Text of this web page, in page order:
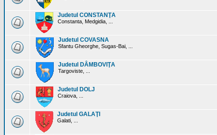
Judetul CONSTANŢA
Constanta, Medgidia, ...
Judetul COVASNA
Sfantu Gheorghe, Sugas-Bai, ...
Judetul DÂMBOVIŢA
Targoviste, ...
Judetul DOLJ
Craiova, ...
Judetul GALAŢI
Galati, ...